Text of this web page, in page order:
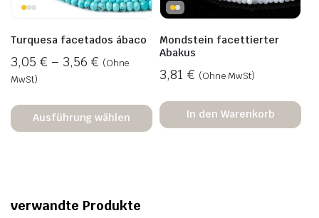
Turquesa facetados ábaco
3,05 € – 3,56 € (Ohne
MwSt)
Ausführung wählen
Mondstein facettierter
Abakus
3,81 € (Ohne MwSt)
In den Warenkorb
verwandte Produkte